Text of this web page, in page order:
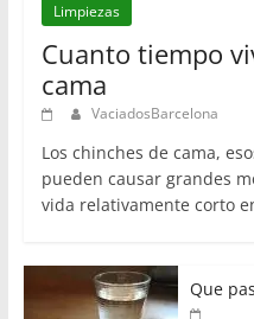
Limpiezas
Cuanto tiempo
cama
VaciadosBarcelona
Los chinches de cama,
pueden causar grandes
vida relativamente corto
Que